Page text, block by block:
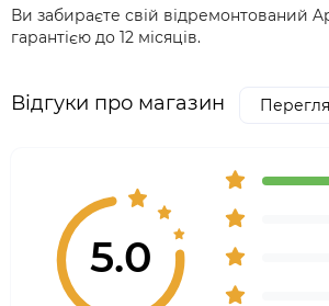
Ви забираєте свій відремонтований
гарантією до 12 місяців.
Відгуки про магазин
5.0